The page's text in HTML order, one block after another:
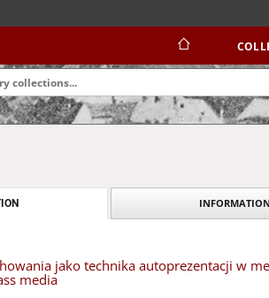
INFORMATION
jako technika autoprezentacji w
media